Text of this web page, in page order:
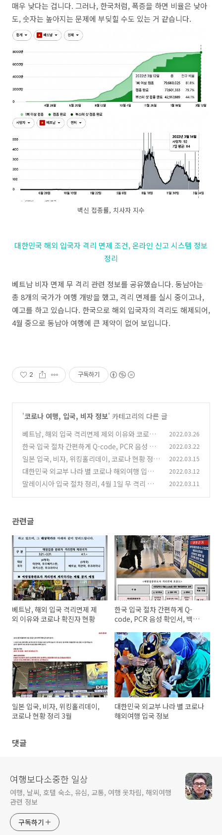
매우 낮다는 겁니다. 그러나, 한국처럼, 폭증을 하면 비율은 낮아
도, 숫자는 높아지는 문제에 부딪힐 수도 있는 거 같습니다.
백신 접종률, 치사자 지수
대한민국 해외 입국자 격리 면제 조건, 온라인 신고 시스템 정보
정리
베트남 비자 면제 무 격리 관련 정보를 공유했습니다. 동남아는
총 8개의 국가가 여행 개방을 했고, 격리 면제를 실시 중이고나,
예고를 하고 있습니다. 한국으로 해외 입국자의 격리도 해제되어,
4월 중으로 동남아 여행에 큰 제약이 없어 보입니다.
2 구독하기
'코로나 여행, 입국, 비자 정보' 카테고리의 다른 글
베트남, 해외 입국 격리면제 제외 이유와 코로나
확진자 현황 (0)
2022.03.26
한국 입국 절차 간편하게 Q-code, PCR 음성 확
인서, 백신 접종 증명서 기준
(1)
2022.03.22
일본 입국, 비자, 위킹홀리데이, 코로나 현황 정리
3월 (0)
2022.03.15
대한민국 외교부 나라 별 코로나 해외여행 입국
정보
(0)
2022.03.12
말레이시아 입국 절차 정리, 4월 1일 무 격리 여행
2022.03.11
관련글
베트남, 해외 입국 격리면제 제
외 이유와 코로나 확진자 현황
한국 입국 절차 간편하게 Q-
code, PCR 음성 확인서, 백신
일본 입국, 비자, 위킹홀리데이,
코로나 현황 정리 3월
대한민국 외교부 나라 별 코로나
해외여행 입국 정보
댓글
여행보다소중한 일상
여행, 날씨, 호텔 숙소, 유심, 교통, 여행 옷차림, 해외여행
관련 정보
구독하기